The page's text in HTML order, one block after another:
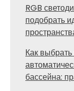
RGB
подобрать
Как
бассейна: